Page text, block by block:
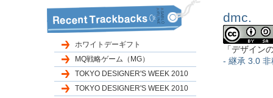
ホワイトデーギフト
MQ戦略ゲーム（MG）
TOKYO DESIGNER'S WEEK 2010
TOKYO DESIGNER'S WEEK 2010
dmc.
「デザイン
- 継承 3.0